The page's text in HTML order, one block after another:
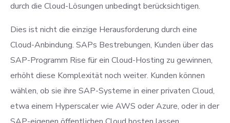
durch die Cloud-Lösungen unbedingt berücksichtigen.
Dies ist nicht die einzige Herausforderung durch eine
Cloud-Anbindung. SAPs Bestrebungen, Kunden über das
SAP-Programm Rise für ein Cloud-Hosting zu gewinnen,
erhöht diese Komplexität noch weiter. Kunden können
wählen, ob sie ihre SAP-Systeme in einer privaten Cloud,
etwa einem Hyperscaler wie AWS oder Azure, oder in der